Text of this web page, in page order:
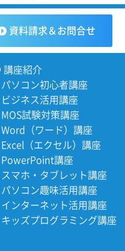
資料請求＆お問合せ
講座紹介
パソコン初心者講座
ビジネス活用講座
MOS試験対策講座
Word（ワード）講座
Excel（エクセル）講座
PowerPoint講座
スマホ・タブレット講座
パソコン趣味活用講座
インターネット活用講座
キッズプログラミング講座